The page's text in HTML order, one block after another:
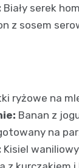
Biały serek
z sosem
ryżowe na
Banan z
na
Kisiel